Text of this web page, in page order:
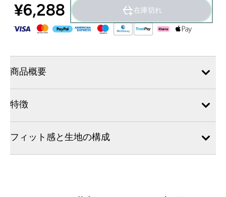
¥6,288‎ 在庫切れ
商品概要
特徴
フィット感と生地の構成